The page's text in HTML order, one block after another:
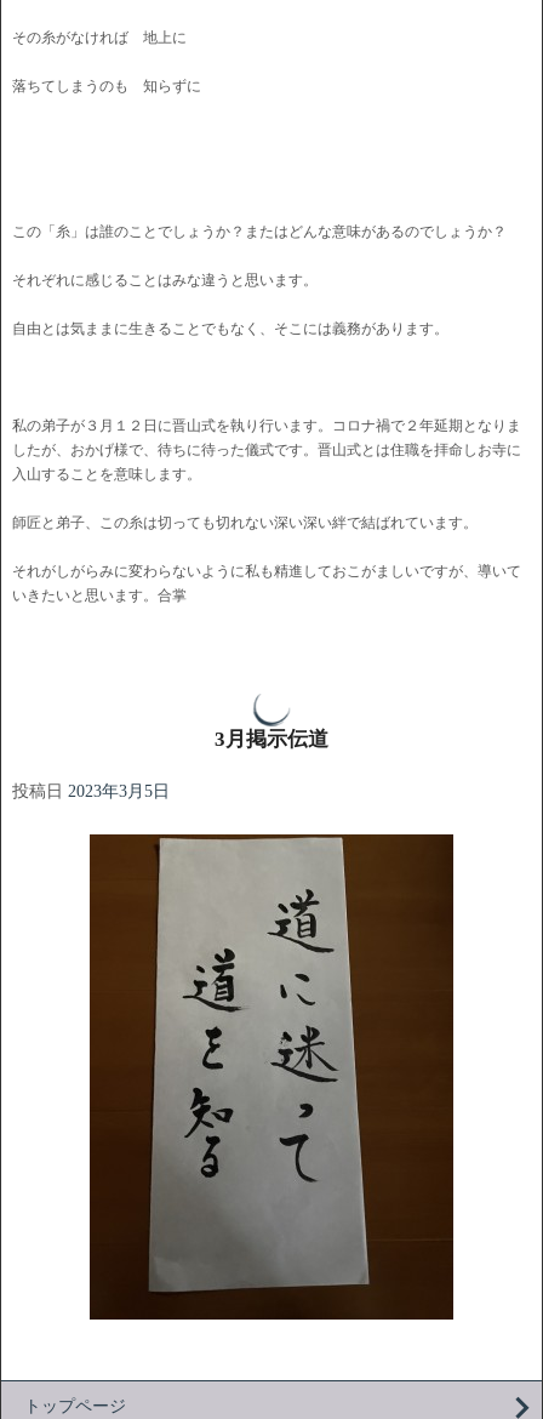
その糸がなければ 地上に
落ちてしまうのも 知らずに
この「糸」は誰のことでしょうか？またはどんな意味があるのでしょうか？
それぞれに感じることはみな違うと思います。
自由とは気ままに生きることでもなく、そこには義務があります。
私の弟子が３月１２日に晋山式を執り行います。コロナ禍で２年延期となりま
したが、おかげ様で、待ちに待った儀式です。晋山式とは住職を拝命しお寺に
入山することを意味します。
師匠と弟子、この糸は切っても切れない深い深い絆で結ばれています。
それがしがらみに変わらないように私も精進しておこがましいですが、導いて
いきたいと思います。合掌
3月掲示伝道
投稿日 2023年3月5日
トップページ